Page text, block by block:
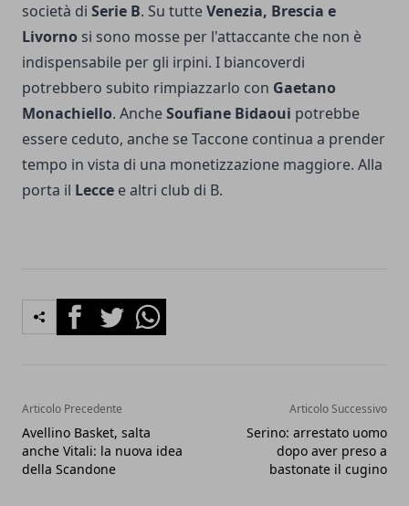
società di Serie B. Su tutteVenezia, Brescia e
Livorno si sono mosse per l'attaccante che non è
indispensabile per gli irpini. I biancoverdi
potrebbero subito rimpiazzarlo con Gaetano
Monachiello. AncheSoufiane Bidaoui potrebbe
essere ceduto, anche se Taccone continua a prender
tempo in vista di una monetizzazione maggiore. Alla
porta il Lecce e altri club di B.
FacebookTwitterWhatsapp
Articolo Precedente
Avellino Basket, salta
anche Vitali: la nuova idea
della Scandone
Articolo Successivo
Serino: arrestato uomo
dopo aver preso a
bastonate il cugino